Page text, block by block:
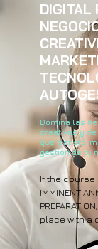
DIGITAL
Domina las
creativas y
que
gestión de tu
If the
IMMINENT
place with a